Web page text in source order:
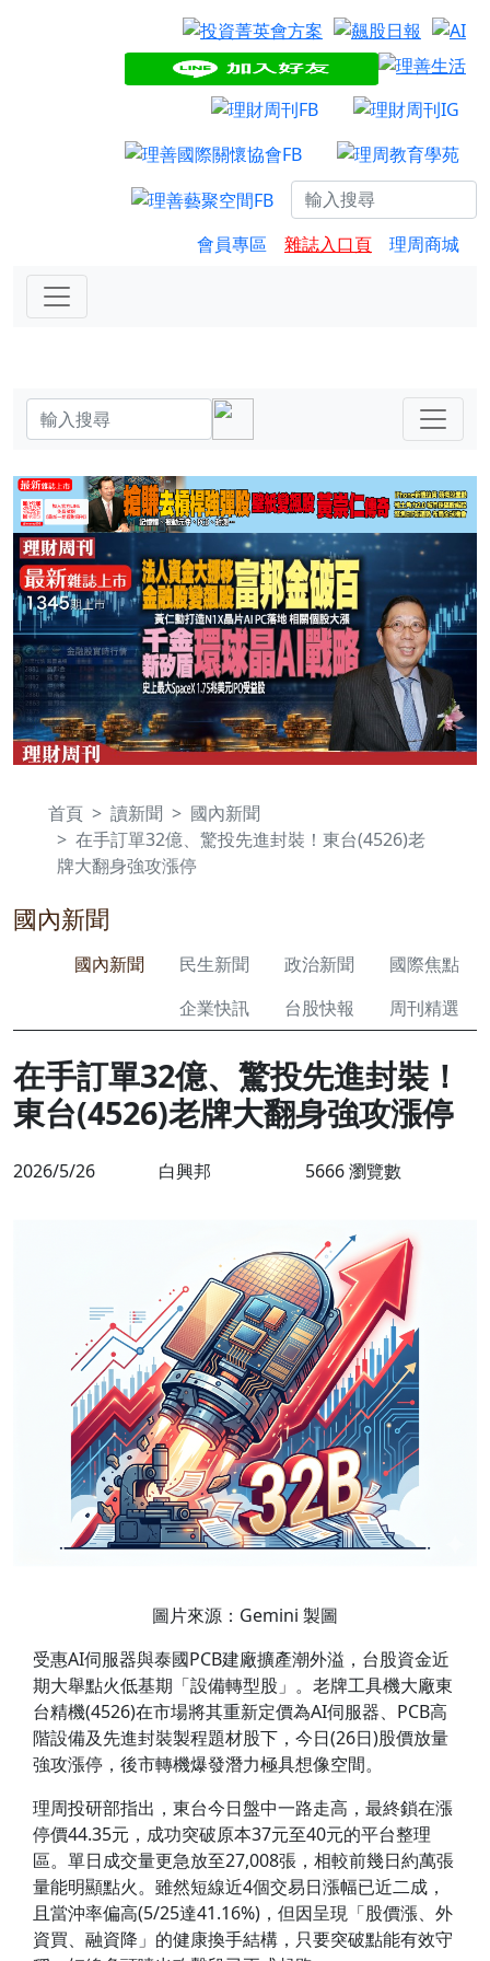
會員專區 雜誌入口頁 理周商城
首頁 讀新聞
國內新聞
在手訂單32億、驚投先進封裝！東台(4526)老
牌大翻身強攻漲停
國內新聞
國內新聞 民生新聞 政治新聞
國際焦點
企業快訊
台股快報 周刊精選
在手訂單32億、驚投先進封裝！
東台(4526)老牌大翻身強攻漲停
2026/5/26 白興邦 5666 瀏覽數
圖片來源：Gemini 製圖
受惠AI伺服器與泰國PCB建廠擴產潮外溢，台股資金近
期大舉點火低基期「設備轉型股」。老牌工具機大廠東
台精機(4526)在市場將其重新定價為AI伺服器、PCB高
階設備及先進封裝製程題材股下，今日(26日)股價放量
強攻漲停，後市轉機爆發潛力極具想像空間。
理周投研部指出，東台今日盤中一路走高，最終鎖在漲
停價44.35元，成功突破原本37元至40元的平台整理
區。單日成交量更急放至27,008張，相較前幾日約萬張
量能明顯點火。雖然短線近4個交易日漲幅已近二成，
且當沖率偏高(5/25達41.16%)，但因呈現「股價漲、外
資買、融資降」的健康換手結構，只要突破點能有效守